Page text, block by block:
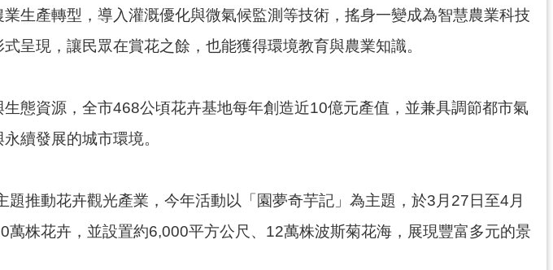
生產轉型，導入灌溉優化與微氣候監測等技術，搖身一變成為智慧農業科技
呈現，讓民眾在賞花之餘，也能獲得環境教育與農業知識。
態資源，全市468公頃花卉基地每年創造近10億元產值，並兼具調節都市氣
續發展的城市環境。
推動花卉觀光產業，今年活動以「園夢奇芋記」為主題，於3月27日至4月
株花卉，並設置約6,000平方公尺、12萬株波斯菊花海，展現豐富多元的景